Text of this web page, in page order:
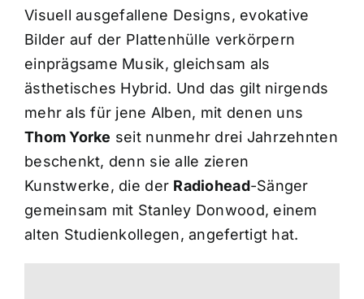
Visuell ausgefallene Designs, evokative
Bilder auf der Plattenhülle verkörpern
einprägsame Musik, gleichsam als
ästhetisches Hybrid. Und das gilt nirgends
mehr als für jene Alben, mit denen uns
Thom Yorke seit nunmehr drei Jahrzehnten
beschenkt, denn sie alle zieren
Kunstwerke, die der Radiohead-Sänger
gemeinsam mit Stanley Donwood, einem
alten Studienkollegen, angefertigt hat.